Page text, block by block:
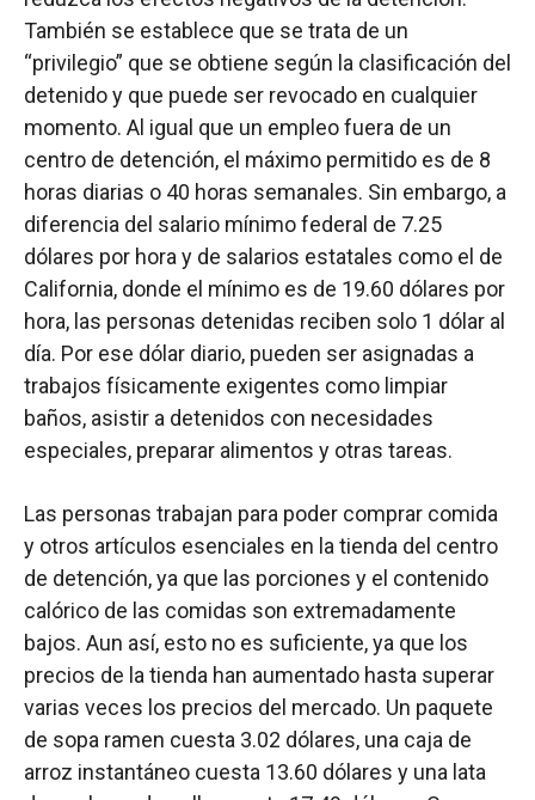
También se establece que se trata de un
“privilegio” que se obtiene según la clasificación del
detenido y que puede ser revocado en cualquier
momento. Al igual que un empleo fuera de un
centro de detención, el máximo permitido es de 8
horas diarias o 40 horas semanales. Sin embargo, a
diferencia del salario mínimo federal de 7.25
dólares por hora y de salarios estatales como el de
California, donde el mínimo es de 19.60 dólares por
hora, las personas detenidas reciben solo 1 dólar al
día. Por ese dólar diario, pueden ser asignadas a
trabajos físicamente exigentes como limpiar
baños, asistir a detenidos con necesidades
especiales, preparar alimentos y otras tareas.
Las personas trabajan para poder comprar comida
y otros artículos esenciales en la tienda del centro
de detención, ya que las porciones y el contenido
calórico de las comidas son extremadamente
bajos. Aun así, esto no es suficiente, ya que los
precios de la tienda han aumentado hasta superar
varias veces los precios del mercado. Un paquete
de sopa ramen cuesta 3.02 dólares, una caja de
arroz instantáneo cuesta 13.60 dólares y una lata